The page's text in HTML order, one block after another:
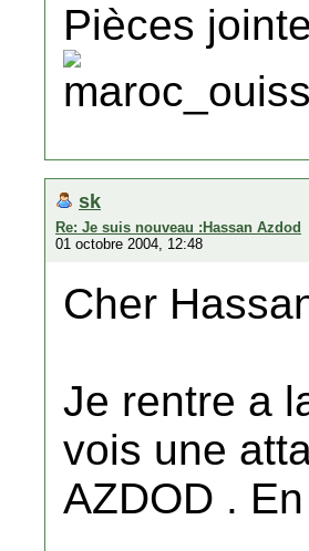
Pièces
sk
Re: Je suis nouveau :Hassan Azdod
01 octobre 2004, 12:48
Cher
Je rentre a
vois une
AZDOD .